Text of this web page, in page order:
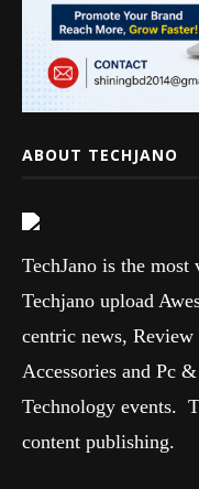
ABOUT TECHJANO
TechJano is the
Techjano upload
centric news,
Accessories and Pc
Technology events.
content publishing.